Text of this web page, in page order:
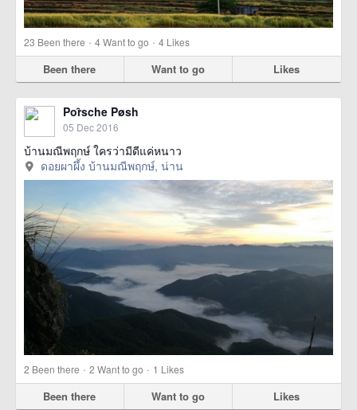
23 Been there · 4Want to go · 4 Likes
Been there Want to go Likes
Poȓsche Pøsh
05 Dec 2016
บ้านมณีพฤกษ์ ใครว่ามีดีแค่หนาว
ดอยผาผึ้ง บ้านมณีพฤกษ์, น่าน
2 Been there · 2 Want to go · 1 Likes
Been there Want to go Likes